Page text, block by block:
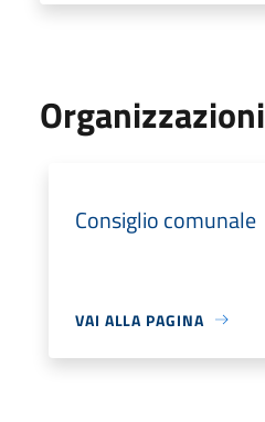
Organizzazioni
Consiglio comunale
VAI ALLA PAGINA